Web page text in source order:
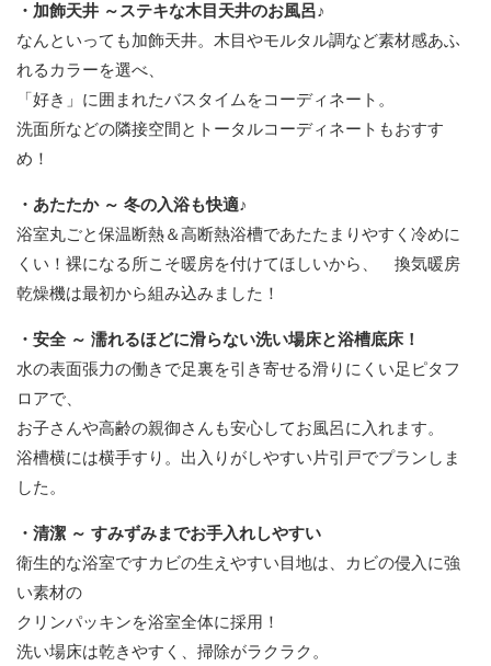
・加飾天井 ～ステキな木目天井のお風呂♪
なんといっても加飾天井。木目やモルタル調など素材感あふ
れるカラーを選べ、
「好き」に囲まれたバスタイムをコーディネート。
洗面所などの隣接空間とトータルコーディネートもおすす
め！
・あたたか ～ 冬の入浴も快適♪
浴室丸ごと保温断熱＆高断熱浴槽であたたまりやすく冷めに
くい！裸になる所こそ暖房を付けてほしいから、 換気暖房
乾燥機は最初から組み込みました！
・安全 ～ 濡れるほどに滑らない洗い場床と浴槽底床！
水の表面張力の働きで足裏を引き寄せる滑りにくい足ピタフ
ロアで、
お子さんや高齢の親御さんも安心してお風呂に入れます。
浴槽横には横手すり。出入りがしやすい片引戸でプランしま
した。
・清潔 ～ すみずみまでお手入れしやすい
衛生的な浴室ですカビの生えやすい目地は、カビの侵入に強
い素材の
クリンパッキンを浴室全体に採用！
洗い場床は乾きやすく、掃除がラクラク。